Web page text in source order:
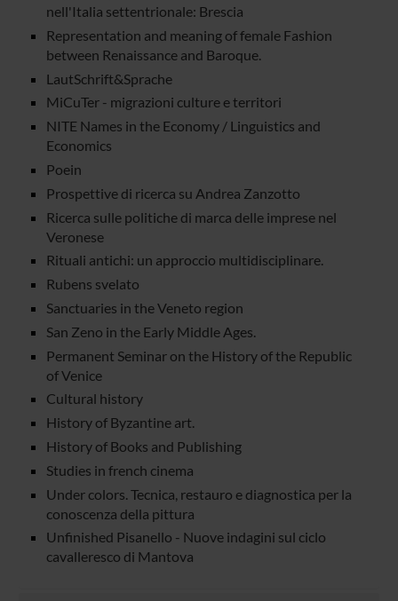
nell'Italia settentrionale: Brescia
Representation and meaning of female Fashion
between Renaissance and Baroque.
LautSchrift&Sprache
MiCuTer - migrazioni culture e territori
NITE Names in the Economy / Linguistics and
Economics
Poein
Prospettive di ricerca su Andrea Zanzotto
Ricerca sulle politiche di marca delle imprese nel
Veronese
Rituali antichi: un approccio multidisciplinare.
Rubens svelato
Sanctuaries in the Veneto region
San Zeno in the Early Middle Ages.
Permanent Seminar on the History of the Republic
of Venice
Cultural history
History of Byzantine art.
History of Books and Publishing
Studies in french cinema
Under colors. Tecnica, restauro e diagnostica per la
conoscenza della pittura
Unfinished Pisanello - Nuove indagini sul ciclo
cavalleresco di Mantova